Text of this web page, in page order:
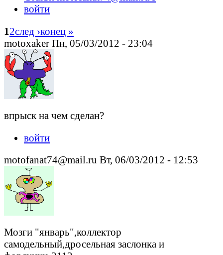
войти
12след ›конец »
motoxaker Пн, 05/03/2012 - 23:04
впрыск на чем сделан?
войти
motofanat74@mail.ru Вт, 06/03/2012 - 12:53
Мозги "январь",коллектор
самодельный,дросельная заслонка и